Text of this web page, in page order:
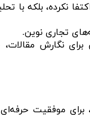
نکرده، بلکه با
تجاری نوین.
نگارش مقالات،
برای موفقیت